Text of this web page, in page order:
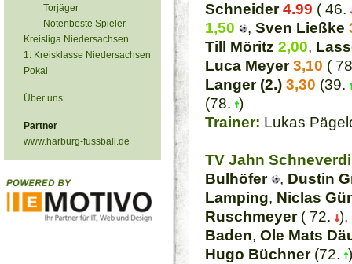
Torjäger
Notenbeste Spieler
Kreisliga Niedersachsen
1. Kreisklasse Niedersachsen
Pokal
Über uns
Partner
www.harburg-fussball.de
Schneider 4.99 ( 46.
1,50
, Sven Ließke
Till Möritz 2,00,
Luca Meyer 3,10 (
Langer (2.) 3,30 (39.
(78. )
Trainer: Lukas
TV Jahn
Bulhöfer
, Dustin
Lamping, Niclas
Ruschmeyer( 72. ),
Baden, Ole Mats
Hugo Büchner(72.